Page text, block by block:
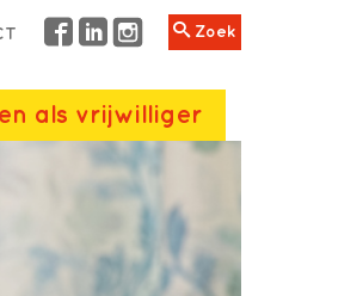
Zoek
als vrijwilliger